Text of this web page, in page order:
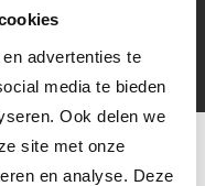
advertenties te
media te bieden
Ook delen we
site met onze
en analyse. Deze